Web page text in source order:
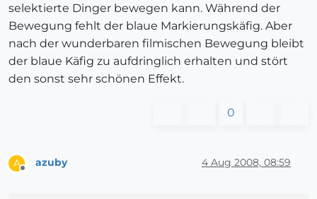
selektierte Dinger bewegen kann. Während der
Bewegung fehlt der blaue Markierungskäfig. Aber
nach der wunderbaren filmischen Bewegung bleibt
der blaue Käfig zu aufdringlich erhalten und stört
den sonst sehr schönen Effekt.
0
A azuby 4 Aug 2008, 08:59